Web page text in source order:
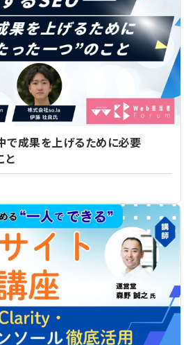
で成果を上げるために必要
と